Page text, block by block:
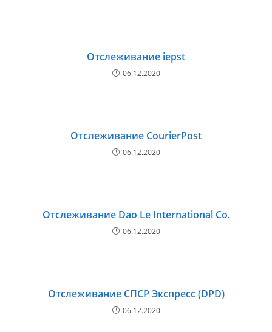
Отслеживание iepst
06.12.2020
Отслеживание CourierPost
06.12.2020
Отслеживание Dao Le International Co.
06.12.2020
Отслеживание СПСР Экспресс (DPD)
06.12.2020